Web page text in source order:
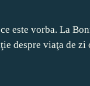
este vorba. La
despre viaţa de zi